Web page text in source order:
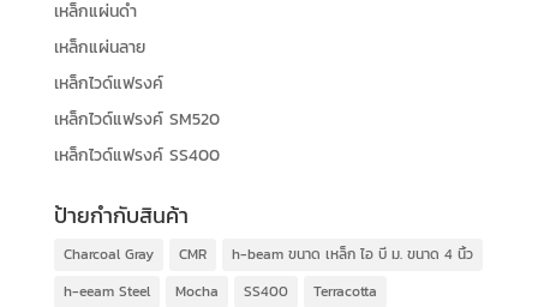
เหล็กแผ่นดำ
เหล็กแผ่นลาย
เหล็กไวด์แฟรงค์
เหล็กไวด์แฟรงค์ SM520
เหล็กไวด์แฟรงค์ SS400
ป้ายกำกับสินค้า
Charcoal Gray CMR
h-beam ขนาด เหล็ก ไอ บี ม. ขนาด 4 นิ้ว
h-eeam Steel
Mocha SS400
Terracotta